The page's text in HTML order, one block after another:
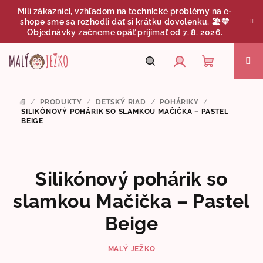
Milí zákazníci, vzhľadom na technické problémy na e-
shope sme sa rozhodli dať si krátku dovolenku. 🏖️💛
Objednávky začneme opäť prijímať od 7. 8. 2026.
Nákupný
košík
DOMOV
/ PRODUKTY / DETSKÝ RIAD / POHÁRIKY /
SILIKÓNOVÝ POHÁRIK SO SLAMKOU MAČIČKA – PASTEL
BEIGE
Silikónový pohárik so
slamkou Mačička – Pastel
Beige
MALÝ JEŽKO